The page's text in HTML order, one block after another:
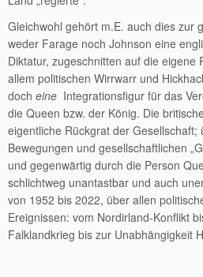
Gleichwohl gehört m.E. auch dies zur
weder Farage noch Johnson eine
Diktatur, zugeschnitten auf die eigene
allem politischen Wirrwarr und
doch eine Integrationsfigur für das
die Queen bzw. der König. Die
eigentliche Rückgrat der Gesellschaft;
Bewegungen und gesellschaftlichen
und gegenwärtig durch die Person
schlichtweg unantastbar und auch
von 1952 bis 2022, über allen
Ereignissen: vom Nordirland-Konflikt
Falklandkrieg bis zur